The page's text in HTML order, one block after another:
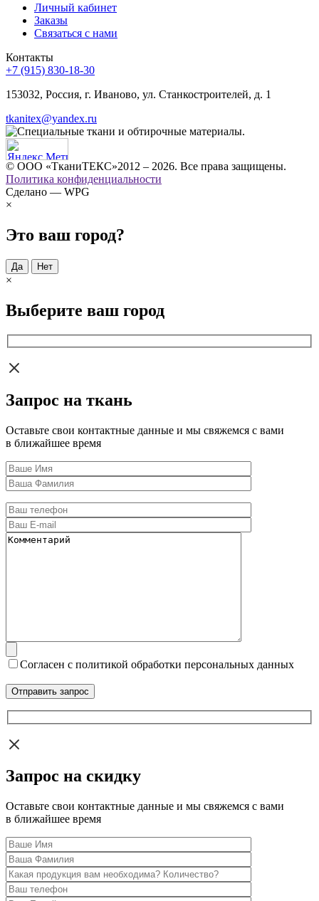
Личный кабинет
Заказы
Связаться с нами
Контакты
+7 (915) 830-18-30
153032, Россия, г. Иваново, ул. Станкостроителей, д. 1
tkanitex@yandex.ru
© ООО «ТканиТЕКС»2012 – 2026. Все права защищены.
Политика конфиденциальности
Сделано — WPG
×
Это ваш город?
Да Нет
×
Выберите ваш город
Запрос на ткань
Оставьте свои контактные данные и мы свяжемся с вами
в ближайшее время
Согласен с политикой обработки персональных данных
Запрос на скидку
Оставьте свои контактные данные и мы свяжемся с вами
в ближайшее время